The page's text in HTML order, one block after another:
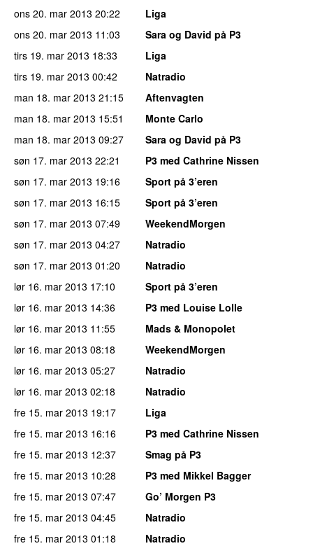
ons 20. mar 2013 20:22
Liga
ons 20. mar 2013 11:03
Sara og David på P3
tirs 19. mar 2013 18:33
Liga
tirs 19. mar 2013 00:42
Natradio
man 18. mar 2013 21:15
Aftenvagten
man 18. mar 2013 15:51
Monte Carlo
man 18. mar 2013 09:27
Sara og David på P3
søn 17. mar 2013 22:21
P3 med Cathrine Nissen
søn 17. mar 2013 19:16
Sport på 3’eren
søn 17. mar 2013 16:15
Sport på 3’eren
søn 17. mar 2013 07:49
WeekendMorgen
søn 17. mar 2013 04:27
Natradio
søn 17. mar 2013 01:20
Natradio
lør 16. mar 2013 17:10
Sport på 3’eren
lør 16. mar 2013 14:36
P3 med Louise Lolle
lør 16. mar 2013 11:55
Mads & Monopolet
lør 16. mar 2013 08:18
WeekendMorgen
lør 16. mar 2013 05:27
Natradio
lør 16. mar 2013 02:18
Natradio
fre 15. mar 2013 19:17
Liga
fre 15. mar 2013 16:16
P3 med Cathrine Nissen
fre 15. mar 2013 12:37
Smag på P3
fre 15. mar 2013 10:28
P3 med Mikkel Bagger
fre 15. mar 2013 07:47
Go’ Morgen P3
fre 15. mar 2013 04:45
Natradio
fre 15. mar 2013 01:18
Natradio